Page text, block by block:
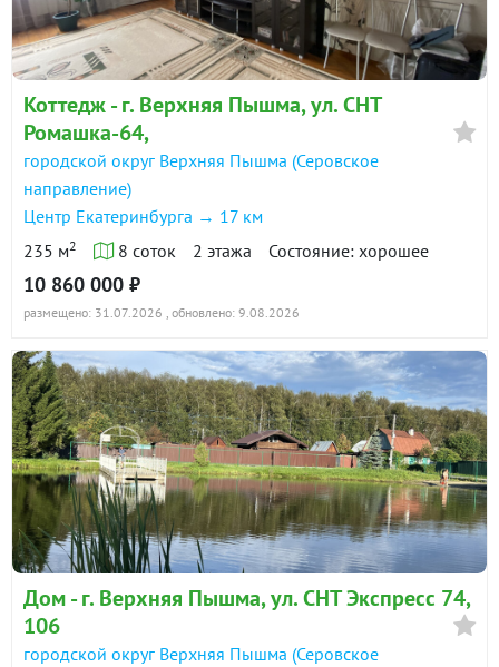
Коттедж - г. Верхняя Пышма, ул. СНТ
Ромашка-64,
городской округ Верхняя Пышма (Серовское
направление)
Центр Екатеринбурга → 17 км
235 м2 8 соток 2 этажа Состояние: хорошее
10 860 000 ₽
размещено: 31.07.2026 , обновлено: 9.08.2026
Дом - г. Верхняя Пышма, ул. СНТ Экспресс 74,
106
городской округ Верхняя Пышма (Серовское